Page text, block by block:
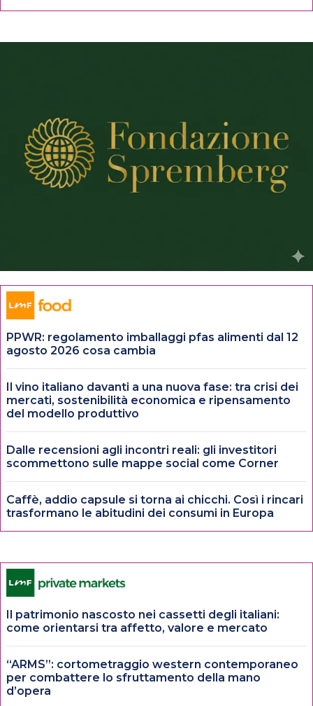
PPWR: regolamento imballaggi pfas alimenti dal 12
agosto 2026 cosa cambia
Il vino italiano davanti a una nuova fase: tra crisi dei
mercati, sostenibilità economica e ripensamento
del modello produttivo
Dalle recensioni agli incontri reali: gli investitori
scommettono sulle mappe social come Corner
Caffè, addio capsule si torna ai chicchi. Così i rincari
trasformano le abitudini dei consumi in Europa
Il patrimonio nascosto nei cassetti degli italiani:
come orientarsi tra affetto, valore e mercato
“ARMS”: cortometraggio western contemporaneo
per combattere lo sfruttamento della mano
d’opera